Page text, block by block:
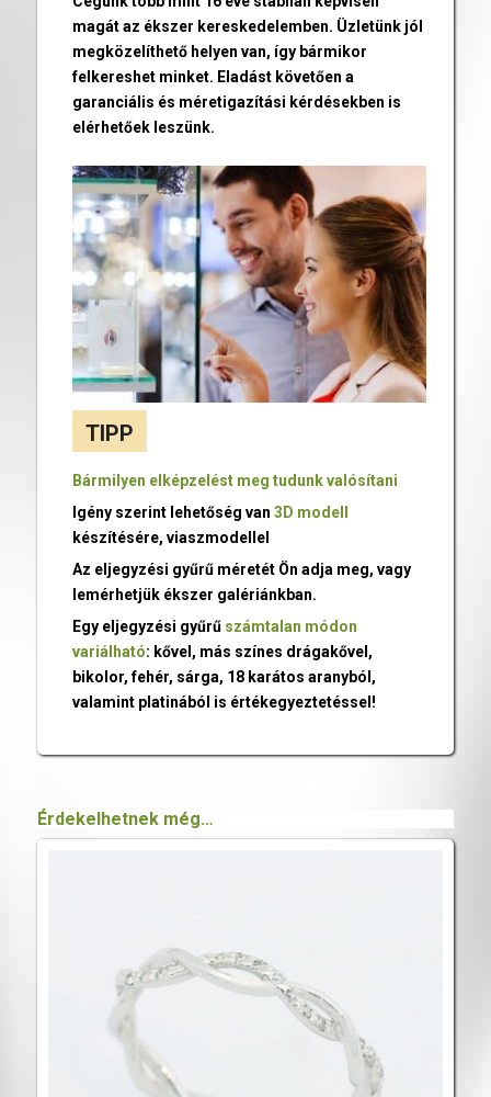
magát az ékszer kereskedelemben. Üzletünk jól
megközelíthető helyen van, így bármikor
felkereshet minket. Eladást követően a
garanciális és méretigazítási kérdésekben is
elérhetőek leszünk.
TIPP
Bármilyen elképzelést meg tudunk valósítani
Igény szerint lehetőség van 3D modell
készítésére, viaszmodellel
Az eljegyzési gyűrű méretét Ön adja meg, vagy
lemérhetjük ékszer galériánkban.
Egy eljegyzési gyűrű számtalan módon
variálható: kővel, más színes drágakővel,
bikolor, fehér, sárga, 18 karátos aranyból,
valamint platinából is értékegyeztetéssel!
Érdekelhetnek még…